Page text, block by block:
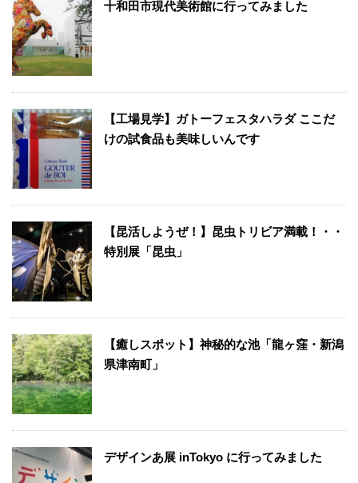
十和田市現代美術館に行ってみました
【工場見学】ガトーフェスタハラダ ここだ
けの試食品も美味しいんです
【昆活しようぜ！】昆虫トリビア満載！・・
特別展「昆虫」
【癒しスポット】神秘的な池「龍ヶ窪・新潟
県津南町」
デザインあ展 inTokyo に行ってみました